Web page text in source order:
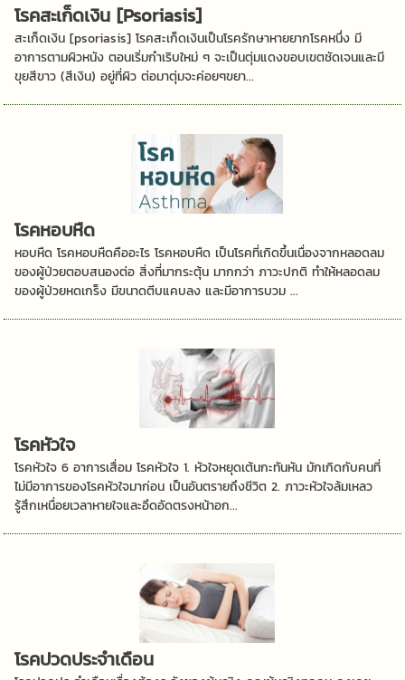
โรคสะเก็ดเงิน [Psoriasis]
สะเก็ดเงิน [psoriasis] โรคสะเก็ดเงินเป็นโรครักษาหายยากโรคหนึ่ง มี
อาการตามผิวหนัง ตอนเริ่มกำเริบใหม่ ๆ จะเป็นตุ่มแดงขอบเขตชัดเจนและมี
ขุยสีขาว (สีเงิน) อยู่ที่ผิว ต่อมาตุ่มจะค่อยๆขยา...
โรคหอบหืด
หอบหืด โรคหอบหืดคืออะไร โรคหอบหืด เป็นโรคที่เกิดขึ้นเนื่องจากหลอดลม
ของผู้ป่วยตอบสนองต่อ สิ่งที่มากระตุ้น มากกว่า ภาวะปกติ ทำให้หลอดลม
ของผู้ป่วยหดเกร็ง มีขนาดตีบแคบลง และมีอาการบวม ...
โรคหัวใจ
โรคหัวใจ 6 อาการเสื่อม โรคหัวใจ 1. หัวใจหยุดเต้นกะทันหัน มักเกิดกับคนที่
ไม่มีอาการของโรคหัวใจมาก่อน เป็นอันตรายถึงชีวิต 2. ภาวะหัวใจล้มเหลว
รู้สึกเหนื่อยเวลาหายใจและอึดอัดตรงหน้าอก...
โรคปวดประจำเดือน